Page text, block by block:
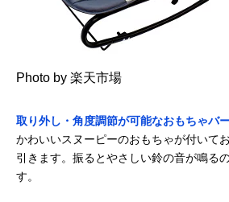
Photo by 楽天市場
取り外し・角度調節が可能なおもちゃバ
かわいいスヌーピーのおもちゃが付いて
引きます。振るとやさしい鈴の音が鳴る
す。